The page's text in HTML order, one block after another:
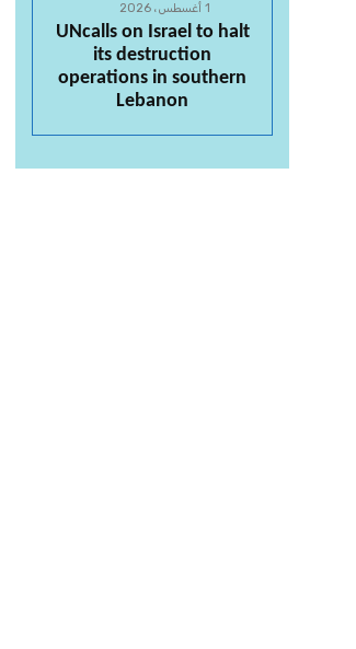
1 أغسطس، 2026
UNcalls on Israel to halt
its destruction
operations in southern
Lebanon